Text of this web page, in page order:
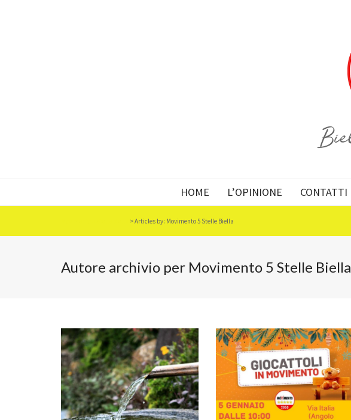
HOME L’OPINIONE CONTATTI
>Articles by: Movimento 5 Stelle Biella
Autore archivio per Movimento 5 Stelle Biella